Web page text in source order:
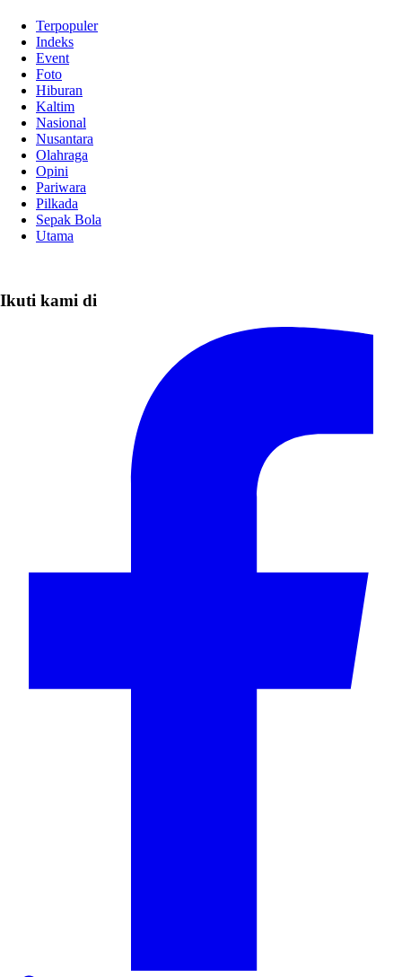
Terpopuler
Indeks
Event
Foto
Hiburan
Kaltim
Nasional
Nusantara
Olahraga
Opini
Pariwara
Pilkada
Sepak Bola
Utama
Ikuti kami di